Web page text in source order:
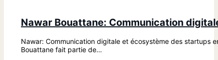
Nawar Bouattane: Communication
Nawar: Communication digitale et écosystème des startups
Bouattane fait partie de…